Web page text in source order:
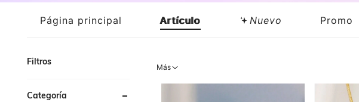
Página principal Artículo Nuevo Promo
Filtros
Categoría
Más